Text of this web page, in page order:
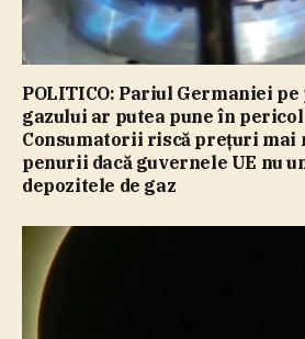
POLITICO: Pariul Germaniei
gazului ar putea pune în
Consumatorii riscă preţuri mai
penurii dacă guvernele UE nu
depozitele de gaz